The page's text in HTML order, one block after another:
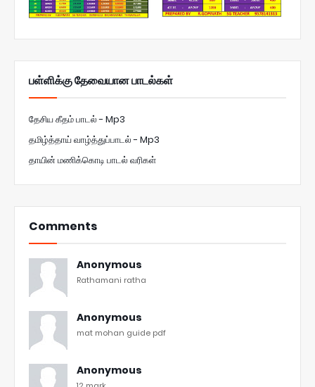
பள்ளிக்கு தேவையான பாடல்கள்
தேசிய கீதம் பாடல் - Mp3
தமிழ்த்தாய் வாழ்த்துப்பாடல் - Mp3
தாயின் மணிக்கொடி பாடல் வரிகள்
Comments
Anonymous
Rathamani ratha
Anonymous
mat mohan guide pdf
Anonymous